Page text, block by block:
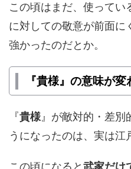
この頃はまだ、使って
に対しての敬意が前面に
強かったのだとか。
『貴様』の意味が
『貴様 』が敵対的・差別
うになったのは、実は江
この頃になると武家だけ